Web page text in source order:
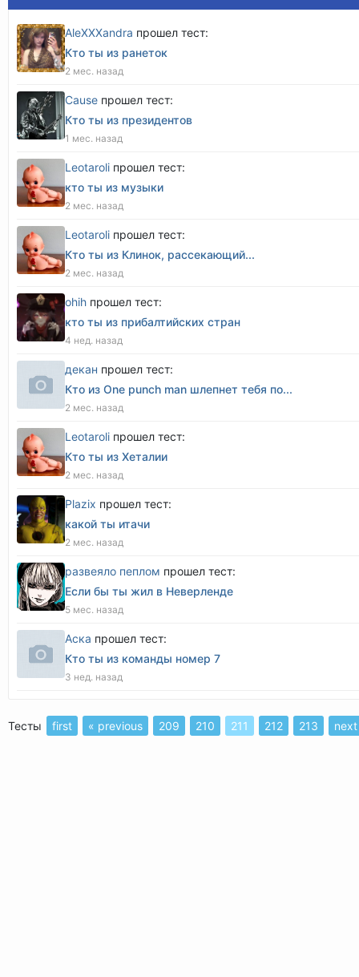
AleXXXandra прошел тест:
Кто ты из ранеток
2 мес. назад
Cause прошел тест:
Кто ты из президентов
1 мес. назад
Leotaroli прошел тест:
кто ты из музыки
2 мес. назад
Leotaroli прошел тест:
Кто ты из Клинок, рассекающий...
2 мес. назад
оhih прошел тест:
кто ты из прибалтийских стран
4 нед. назад
декан прошел тест:
Кто из One punch man шлепнет тебя по...
2 мес. назад
Leotaroli прошел тест:
Кто ты из Хеталии
2 мес. назад
Plazix прошел тест:
какой ты итачи
2 мес. назад
развеяло пеплом прошел тест:
Если бы ты жил в Неверленде
5 мес. назад
Аска прошел тест:
Кто ты из команды номер 7
3 нед. назад
Тесты first « previous 209 210 211 212 213